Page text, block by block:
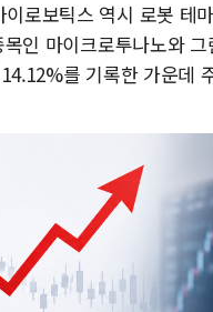
로보틱스 역시 로봇 테
인 마이크로투나노와
를 기록한 가운데